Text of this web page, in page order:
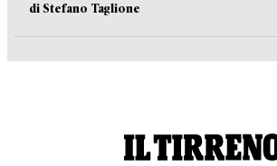
di Stefano Taglione